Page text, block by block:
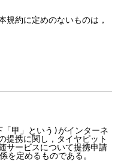
規約に定めのないものは，
甲」という)がインターネ
提携に関し，タイヤピット
サービスについて提携申請
定めるものである。